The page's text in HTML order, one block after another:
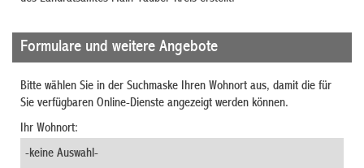
Formulare und weitere Angebote
Bitte wählen Sie in der Suchmaske Ihren Wohnort aus, damit die für
Sie verfügbaren Online-Dienste angezeigt werden können.
Ihr Wohnort: